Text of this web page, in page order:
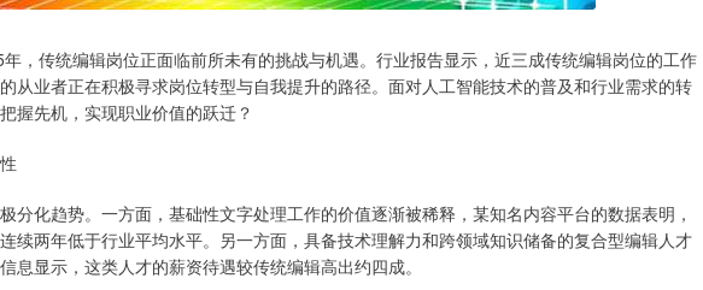
，传统编辑岗位正面临前所未有的挑战与机遇。行业报告显示，近三成传统编辑岗位的工作
从业者正在积极寻求岗位转型与自我提升的路径。面对人工智能技术的普及和行业需求的转
握先机，实现职业价值的跃迁？
分化趋势。一方面，基础性文字处理工作的价值逐渐被稀释，某知名内容平台的数据表明，
续两年低于行业平均水平。另一方面，具备技术理解力和跨领域知识储备的复合型编辑人才
息显示，这类人才的薪资待遇较传统编辑高出约四成。